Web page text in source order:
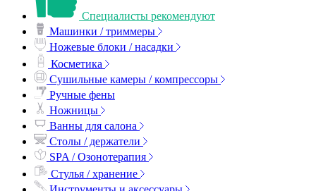
Специалисты рекомендуют
Машинки / триммеры
Ножевые блоки / насадки
Косметика
Сушильные камеры / компрессоры
Ручные фены
Ножницы
Ванны для салона
Столы / держатели
SPA / Озонотерапия
Стулья / хранение